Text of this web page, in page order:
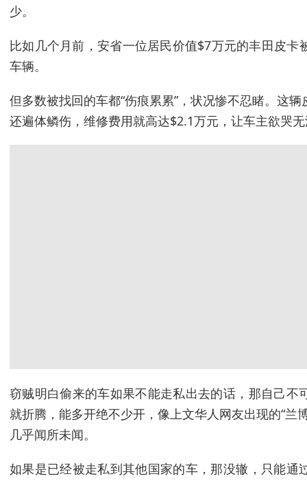
少。
比如几个月前，安省一位居民价值$7万元的丰田皮卡
车辆。
但多数被找回的车都“伤痕累累”，状况惨不忍睹。这
还遍体鳞伤，维修费用就高达$2.1万元，让车主欲哭
窃贼明白偷来的车如果不能走私出去的话，那自己不
就折腾，能多开绝不少开，像上文华人网友出现的“兰
几乎闻所未闻。
如果是已经被走私到其他国家的车，那没辙，只能通